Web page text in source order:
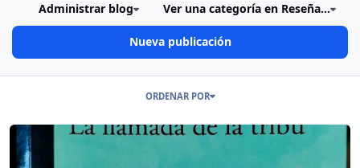
Administrar blog Ver una categoría en Reseña...
Nueva publicación
ORDENAR POR
Read more about Lectura sobre la “llamada de la tribu” de Mario